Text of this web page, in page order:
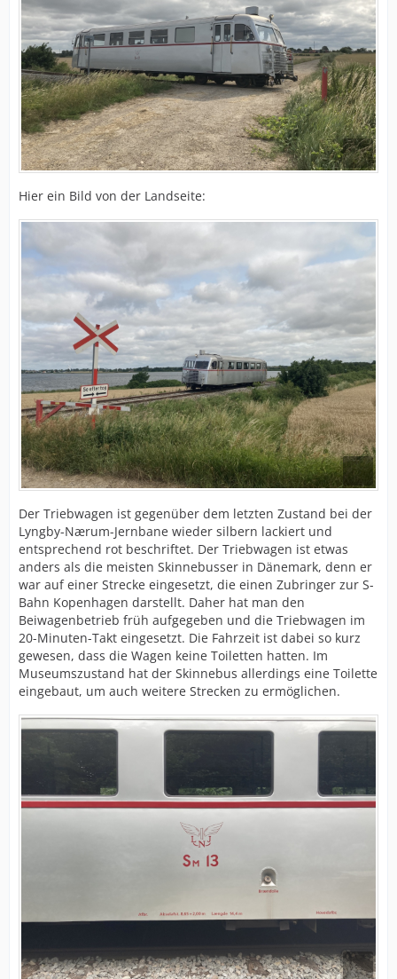
Hier ein Bild von der Landseite:
Der Triebwagen ist gegenüber dem letzten Zustand bei der
Lyngby-Nærum-Jernbane wieder silbern lackiert und
entsprechend rot beschriftet. Der Triebwagen ist etwas
anders als die meisten Skinnebusser in Dänemark, denn er
war auf einer Strecke eingesetzt, die einen Zubringer zur S-
Bahn Kopenhagen darstellt. Daher hat man den
Beiwagenbetrieb früh aufgegeben und die Triebwagen im
20-Minuten-Takt eingesetzt. Die Fahrzeit ist dabei so kurz
gewesen, dass die Wagen keine Toiletten hatten. Im
Museumszustand hat der Skinnebus allerdings eine Toilette
eingebaut, um auch weitere Strecken zu ermöglichen.